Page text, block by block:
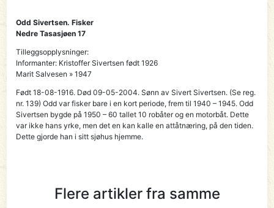
Odd Sivertsen. Fisker
Nedre Tasasjøen 17
Tilleggsopplysninger:
Informanter: Kristoffer Sivertsen født 1926
Marit Salvesen » 1947
Født 18-08-1916. Død 09-05-2004. Sønn av Sivert Sivertsen. (Se reg.
nr. 139) Odd var fisker bare i en kort periode, frem til 1940 – 1945. Odd
Sivertsen bygde på 1950 – 60 tallet 10 robåter og en motorbåt. Dette
var ikke hans yrke, men det en kan kalle en attåtnæring, på den tiden.
Dette gjorde han i sitt sjøhus hjemme.
Flere artikler fra samme